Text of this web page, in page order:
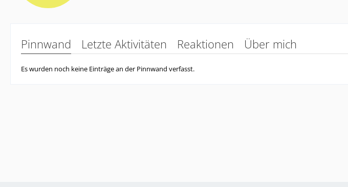
Pinnwand Letzte Aktivitäten Reaktionen Über mich
Es wurden noch keine Einträge an der Pinnwand verfasst.